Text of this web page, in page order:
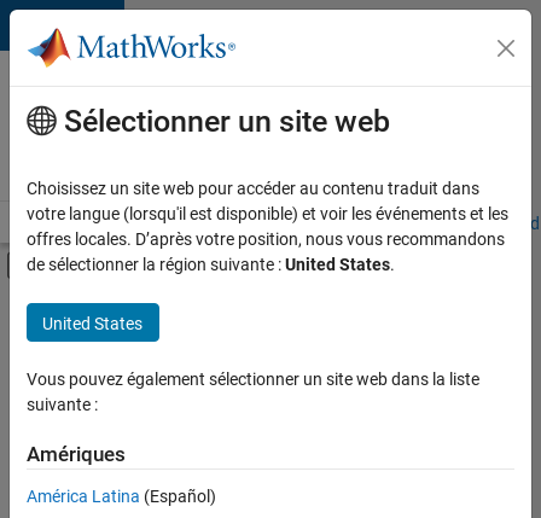
Passer au contenu
Votre
carrière
chez
Accueil Explorer nos opportunités Adresses de nos bureaux
Activer/désactiver l'affichage du menu
Contenu principal
FILTRER PAR
Programme destiné aux nouvelles carrières (EDG)
Globalisation
Gestion des programmes
Actuellement,
Sélectionner un site web
Choisissez un site web pour accéder au contenu traduit dans
votre langue (lorsqu'il est disponible) et voir les événements et les
offres locales. D’après votre position, nous vous recommandons
de sélectionner la région suivante :United States.
United States
Vous pouvez également sélectionner un site web dans la liste
suivante :
Amériques
América Latina (Español)